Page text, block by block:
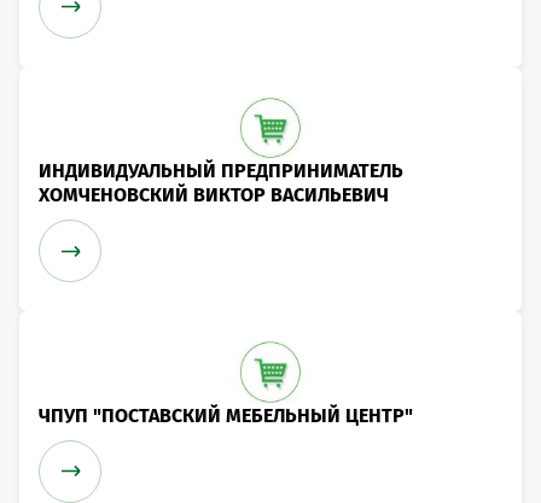
ИНДИВИДУАЛЬНЫЙ ПРЕДПРИНИМАТЕЛЬ
ХОМЧЕНОВСКИЙ ВИКТОР ВАСИЛЬЕВИЧ
ЧПУП "ПОСТАВСКИЙ МЕБЕЛЬНЫЙ ЦЕНТР"